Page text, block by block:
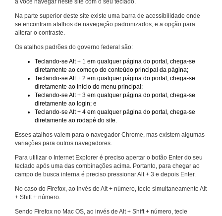
a você navegar neste site com o seu teclado.
Na parte superior deste site existe uma barra de acessibilidade onde
se encontram atalhos de navegação padronizados, e a opção para
alterar o contraste.
Os atalhos padrões do governo federal são:
Teclando-se Alt + 1 em qualquer página do portal, chega-se
diretamente ao começo do conteúdo principal da página;
Teclando-se Alt + 2 em qualquer página do portal, chega-se
diretamente ao início do menu principal;
Teclando-se Alt + 3 em qualquer página do portal, chega-se
diretamente ao login; e
Teclando-se Alt + 4 em qualquer página do portal, chega-se
diretamente ao rodapé do site.
Esses atalhos valem para o navegador Chrome, mas existem algumas
variações para outros navegadores.
Para utilizar o Internet Explorer é preciso apertar o botão Enter do seu
teclado após uma das combinações acima. Portanto, para chegar ao
campo de busca interna é preciso pressionar Alt + 3 e depois Enter.
No caso do Firefox, ao invés de Alt + número, tecle simultaneamente Alt
+ Shift + número.
Sendo Firefox no Mac OS, ao invés de Alt + Shift + número, tecle